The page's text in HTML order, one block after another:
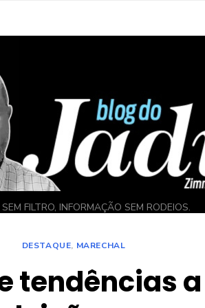
FILTRO, INFORMAÇÃO SEM RODEIOS.
DESTAQUE, MARECHAL
tendências